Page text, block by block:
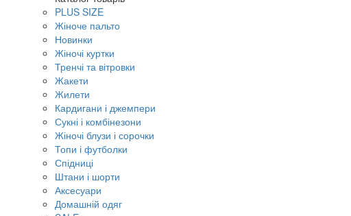
PLUS SIZE
Жіноче пальто
Новинки
Жіночі куртки
Тренчі та вітровки
Жакети
Жилети
Кардигани і джемпери
Сукні і комбінезони
Жіночі блузи і сорочки
Топи і футболки
Спідниці
Штани і шорти
Аксесуари
Домашній одяг